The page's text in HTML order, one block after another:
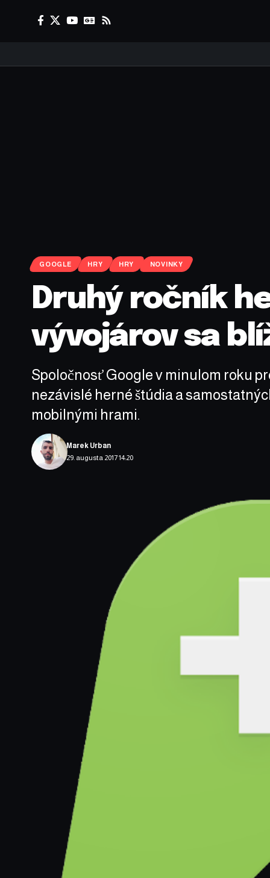
GOOGLE HRY HRY NOVINKY
Druhý ročník
vývojárov sa
Spoločnosť Google v minulom roku
nezávislé herné štúdia a
mobilnými hrami.
29. augusta 2017 14:20
Marek Urban